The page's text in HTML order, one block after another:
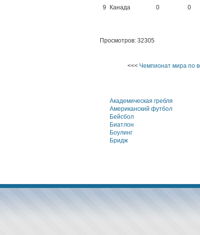
9
Канада 0 0
Просмотров: 32305
<<< Чемпионат мира по
Академическая гребля
Американский футбол
Бейсбол
Биатлон
Боулинг
Бридж